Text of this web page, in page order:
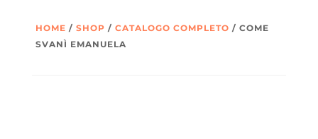
HOME / SHOP / CATALOGO COMPLETO / COME
SVANÌ EMANUELA